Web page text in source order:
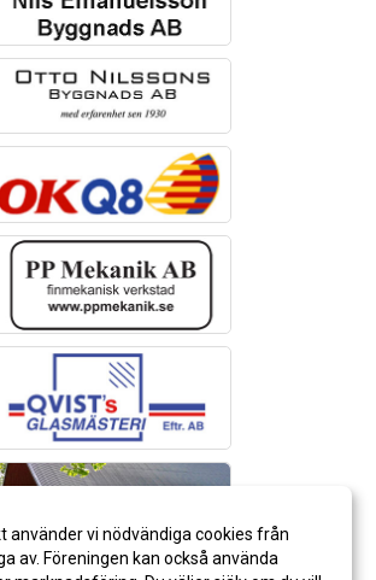
använder vi nödvändiga cookies från
av. Föreningen kan också använda